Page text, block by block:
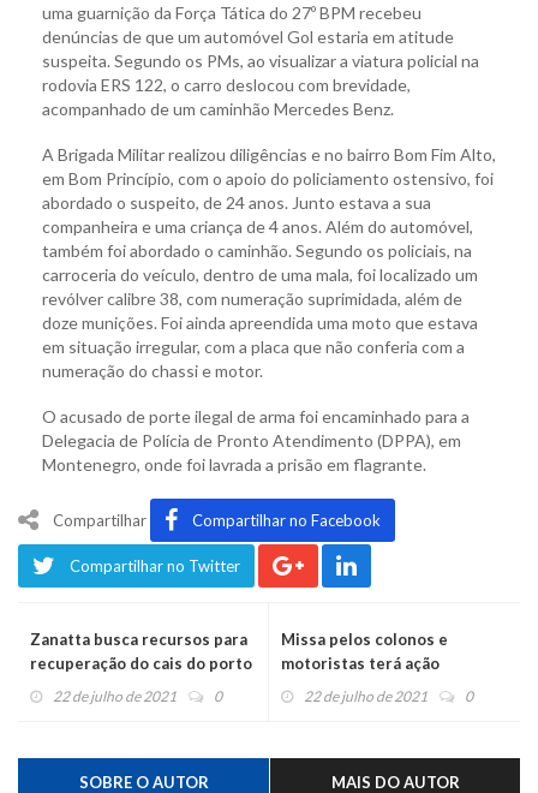
uma guarnição da Força Tática do 27º BPM recebeu
denúncias de que um automóvel Gol estaria em atitude
suspeita. Segundo os PMs, ao visualizar a viatura policial na
rodovia ERS 122, o carro deslocou com brevidade,
acompanhado de um caminhão Mercedes Benz.
A Brigada Militar realizou diligências e no bairro Bom Fim Alto,
em Bom Princípio, com o apoio do policiamento ostensivo, foi
abordado o suspeito, de 24 anos. Junto estava a sua
companheira e uma criança de 4 anos. Além do automóvel,
também foi abordado o caminhão. Segundo os policiais, na
carroceria do veículo, dentro de uma mala, foi localizado um
revólver calibre 38, com numeração suprimidada, além de
doze munições. Foi ainda apreendida uma moto que estava
em situação irregular, com a placa que não conferia com a
numeração do chassi e motor.
O acusado de porte ilegal de arma foi encaminhado para a
Delegacia de Polícia de Pronto Atendimento (DPPA), em
Montenegro, onde foi lavrada a prisão em flagrante.
Compartilhar Compartilhar no Facebook
Compartilhar no Twitter
Zanatta busca recursos para
recuperação do cais do porto
22 de julho de 2021 0
Missa pelos colonos e
motoristas terá ação
beneficente em Harmonia
22 de julho de 2021 0
SOBRE O AUTOR MAIS DO AUTOR